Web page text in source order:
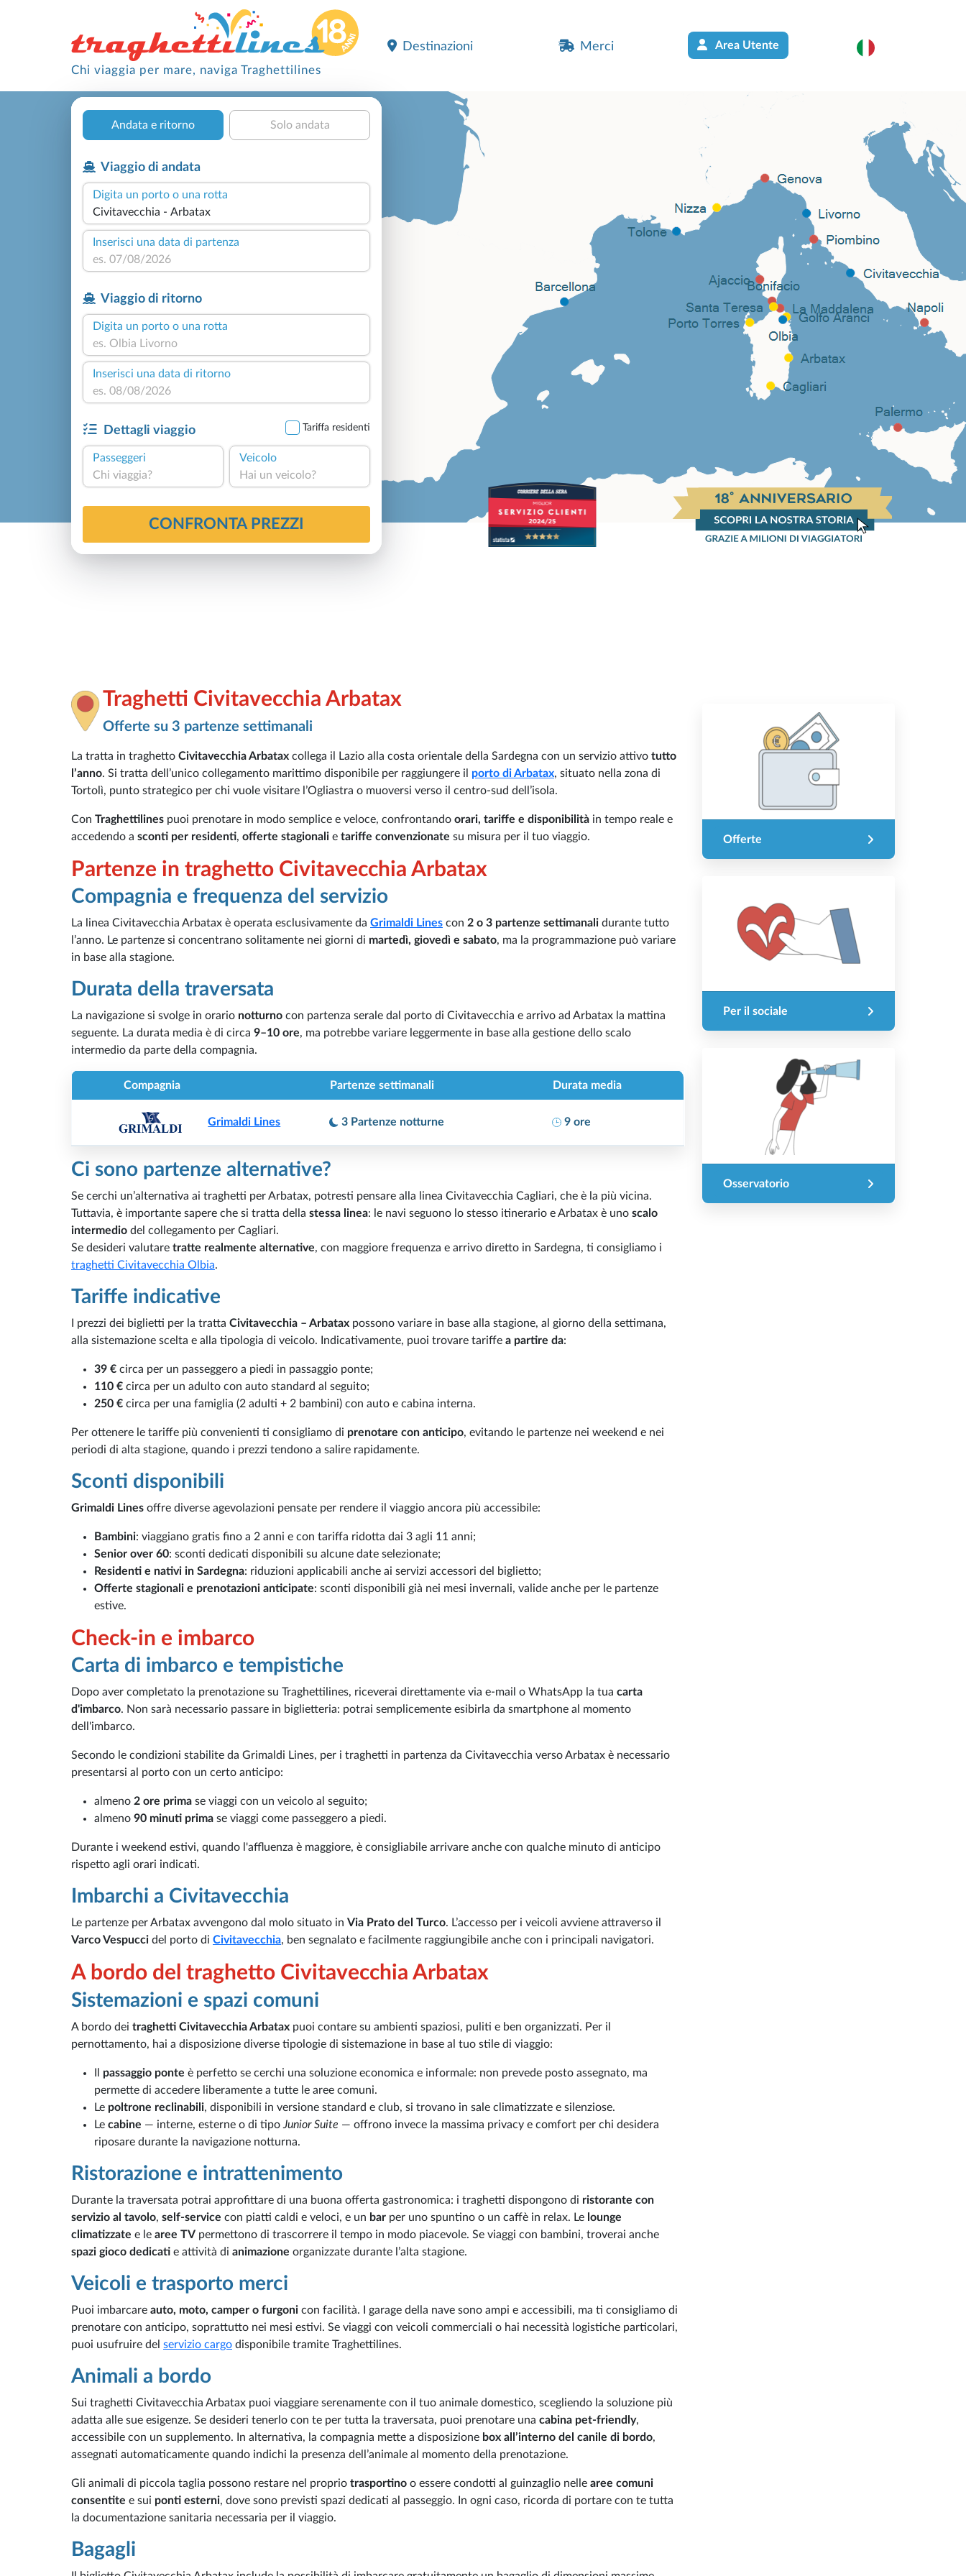
Chi viaggia per mare, naviga Traghettilines
Destinazioni Merci Area Utente
Andata e ritorno Solo andata
Viaggio di andata
Digita un porto o una rotta
Inserisci una data di partenza
Viaggio di ritorno
Digita un porto o una rotta
Inserisci una data di ritorno
Dettagli viaggio Tariffa residenti
Passeggeri
Chi viaggia?
Veicolo
Hai un veicolo?
CONFRONTA PREZZI
Recensioni
Traghetti Civitavecchia Arbatax
Offerte su 3 partenze settimanali
La tratta in traghetto Civitavecchia Arbatax collega il Lazio alla costa orientale della Sardegna con un servizio attivo tutto
l’anno. Si tratta dell’unico collegamento marittimo disponibile per raggiungere il porto di Arbatax, situato nella zona di
Tortolì, punto strategico per chi vuole visitare l’Ogliastra o muoversi verso il centro-sud dell’isola.
Con Traghettilines puoi prenotare in modo semplice e veloce, confrontando orari, tariffe e disponibilità in tempo reale e
accedendo a sconti per residenti, offerte stagionali e tariffe convenzionate su misura per il tuo viaggio.
Partenze in traghetto Civitavecchia Arbatax
Compagnia e frequenza del servizio
La linea Civitavecchia Arbatax è operata esclusivamente da Grimaldi Lines con 2 o 3 partenze settimanali durante tutto
l’anno. Le partenze si concentrano solitamente nei giorni di martedì, giovedì e sabato, ma la programmazione può variare
in base alla stagione.
Durata della traversata
La navigazione si svolge in orario notturno con partenza serale dal porto di Civitavecchia e arrivo ad Arbatax la mattina
seguente. La durata media è di circa 9–10 ore, ma potrebbe variare leggermente in base alla gestione dello scalo
intermedio da parte della compagnia.
Compagnia Partenze settimanali Durata media
Grimaldi Lines 3 Partenze notturne 9 ore
Ci sono partenze alternative?
Se cerchi un’alternativa ai traghetti per Arbatax, potresti pensare alla linea Civitavecchia Cagliari, che è la più vicina.
Tuttavia, è importante sapere che si tratta della stessa linea: le navi seguono lo stesso itinerario e Arbatax è uno scalo
intermedio del collegamento per Cagliari.
Se desideri valutare tratte realmente alternative, con maggiore frequenza e arrivo diretto in Sardegna, ti consigliamo i
traghetti Civitavecchia Olbia.
Tariffe indicative
I prezzi dei biglietti per la tratta Civitavecchia – Arbatax possono variare in base alla stagione, al giorno della settimana,
alla sistemazione scelta e alla tipologia di veicolo. Indicativamente, puoi trovare tariffe a partire da:
39 € circa per un passeggero a piedi in passaggio ponte;
110 € circa per un adulto con auto standard al seguito;
250 € circa per una famiglia (2 adulti + 2 bambini) con auto e cabina interna.
Per ottenere le tariffe più convenienti ti consigliamo di prenotare con anticipo, evitando le partenze nei weekend e nei
periodi di alta stagione, quando i prezzi tendono a salire rapidamente.
Sconti disponibili
Grimaldi Lines offre diverse agevolazioni pensate per rendere il viaggio ancora più accessibile:
Bambini: viaggiano gratis fino a 2 anni e con tariffa ridotta dai 3 agli 11 anni;
Senior over 60: sconti dedicati disponibili su alcune date selezionate;
Residenti e nativi in Sardegna: riduzioni applicabili anche ai servizi accessori del biglietto;
Offerte stagionali e prenotazioni anticipate: sconti disponibili già nei mesi invernali, valide anche per le partenze
estive.
Check-in e imbarco
Carta di imbarco e tempistiche
Dopo aver completato la prenotazione su Traghettilines, riceverai direttamente via e-mail o WhatsApp la tua carta
d'imbarco. Non sarà necessario passare in biglietteria: potrai semplicemente esibirla da smartphone al momento
dell'imbarco.
Secondo le condizioni stabilite da Grimaldi Lines, per i traghetti in partenza da Civitavecchia verso Arbatax è necessario
presentarsi al porto con un certo anticipo:
almeno 2 ore prima se viaggi con un veicolo al seguito;
almeno 90 minuti prima se viaggi come passeggero a piedi.
Durante i weekend estivi, quando l'affluenza è maggiore, è consigliabile arrivare anche con qualche minuto di anticipo
rispetto agli orari indicati.
Imbarchi a Civitavecchia
Le partenze per Arbatax avvengono dal molo situato in Via Prato del Turco. L’accesso per i veicoli avviene attraverso il
Varco Vespucci del porto di Civitavecchia, ben segnalato e facilmente raggiungibile anche con i principali navigatori.
A bordo del traghetto Civitavecchia Arbatax
Sistemazioni e spazi comuni
A bordo dei traghetti Civitavecchia Arbatax puoi contare su ambienti spaziosi, puliti e ben organizzati. Per il
pernottamento, hai a disposizione diverse tipologie di sistemazione in base al tuo stile di viaggio:
Il passaggio ponte è perfetto se cerchi una soluzione economica e informale: non prevede posto assegnato, ma
permette di accedere liberamente a tutte le aree comuni.
Le poltrone reclinabili, disponibili in versione standard e club, si trovano in sale climatizzate e silenziose.
Le cabine — interne, esterne o di tipo Junior Suite — offrono invece la massima privacy e comfort per chi desidera
riposare durante la navigazione notturna.
Ristorazione e intrattenimento
Durante la traversata potrai approfittare di una buona offerta gastronomica: i traghetti dispongono di ristorante con
servizio al tavolo, self-service con piatti caldi e veloci, e un bar per uno spuntino o un caffè in relax. Le lounge
climatizzate e le aree TV permettono di trascorrere il tempo in modo piacevole. Se viaggi con bambini, troverai anche
spazi gioco dedicati e attività di animazione organizzate durante l’alta stagione.
Veicoli e trasporto merci
Puoi imbarcare auto, moto, camper o furgoni con facilità. I garage della nave sono ampi e accessibili, ma ti consigliamo di
prenotare con anticipo, soprattutto nei mesi estivi. Se viaggi con veicoli commerciali o hai necessità logistiche particolari,
puoi usufruire del servizio cargo disponibile tramite Traghettilines.
Animali a bordo
Sui traghetti Civitavecchia Arbatax puoi viaggiare serenamente con il tuo animale domestico, scegliendo la soluzione più
adatta alle sue esigenze. Se desideri tenerlo con te per tutta la traversata, puoi prenotare una cabina pet-friendly,
accessibile con un supplemento. In alternativa, la compagnia mette a disposizione box all’interno del canile di bordo,
assegnati automaticamente quando indichi la presenza dell’animale al momento della prenotazione.
Gli animali di piccola taglia possono restare nel proprio trasportino o essere condotti al guinzaglio nelle aree comuni
consentite e sui ponti esterni, dove sono previsti spazi dedicati al passeggio. In ogni caso, ricorda di portare con te tutta
la documentazione sanitaria necessaria per il viaggio.
Bagagli
Offerte
Per il sociale
Osservatorio